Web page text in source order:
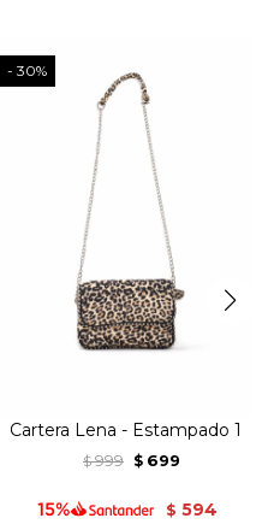
30
Cartera Lena - Estampado 1
$ 999 $ 699
$ 594